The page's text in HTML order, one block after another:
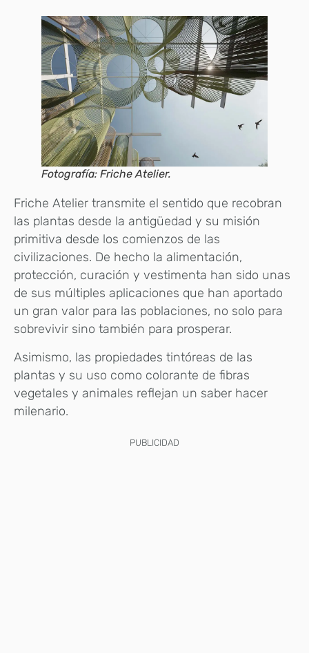
Fotografía: Friche Atelier.
Friche Atelier transmite el sentido que recobran
las plantas desde la antigüedad y su misión
primitiva desde los comienzos de las
civilizaciones. De hecho la alimentación,
protección, curación y vestimenta han sido unas
de sus múltiples aplicaciones que han aportado
un gran valor para las poblaciones, no solo para
sobrevivir sino también para prosperar.
Asimismo, las propiedades tintóreas de las
plantas y su uso como colorante de fibras
vegetales y animales reflejan un saber hacer
milenario.
PUBLICIDAD